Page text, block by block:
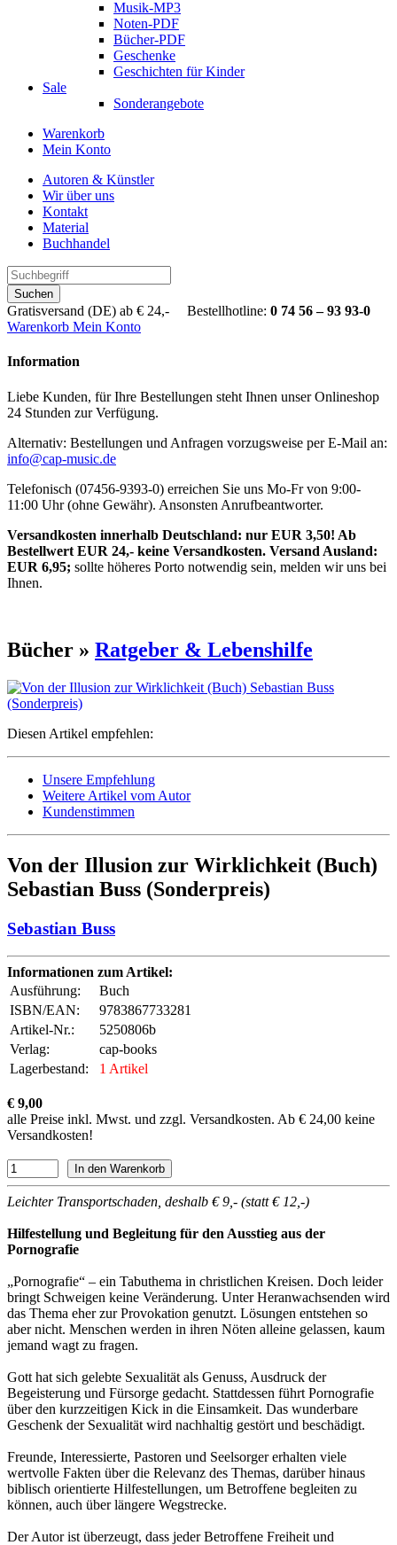
Musik-MP3
Noten-PDF
Bücher-PDF
Geschenke
Geschichten für Kinder
Sale
Sonderangebote
Warenkorb
Mein Konto
Autoren & Künstler
Wir über uns
Kontakt
Material
Buchhandel
Suchen
Gratisversand (DE) ab € 24,- Bestellhotline: 0 74 56 – 93 93-0
Warenkorb Mein Konto
Information
Liebe Kunden, für Ihre Bestellungen steht Ihnen unser Onlineshop
24 Stunden zur Verfügung.
Alternativ: Bestellungen und Anfragen vorzugsweise per E-Mail an:
info@cap-music.de
Telefonisch (07456-9393-0) erreichen Sie uns Mo-Fr von 9:00-
11:00 Uhr (ohne Gewähr). Ansonsten Anrufbeantworter.
Versandkosten innerhalb Deutschland: nur EUR 3,50! Ab
Bestellwert EUR 24,- keine Versandkosten. Versand Ausland:
EUR 6,95; sollte höheres Porto notwendig sein, melden wir uns bei
Ihnen.
Bücher » Ratgeber & Lebenshilfe
Diesen Artikel empfehlen:
Unsere Empfehlung
Weitere Artikel vom Autor
Kundenstimmen
Von der Illusion zur Wirklichkeit (Buch)
Sebastian Buss (Sonderpreis)
Sebastian Buss
Informationen zum Artikel:
Ausführung:
Buch
ISBN/EAN:
9783867733281
Artikel-Nr.:
5250806b
Verlag:
cap-books
Lagerbestand:
1 Artikel
€ 9,00
alle Preise inkl. Mwst. und zzgl. Versandkosten. Ab € 24,00 keine
Versandkosten!
Leichter Transportschaden, deshalb € 9,- (statt € 12,-)
Hilfestellung und Begleitung für den Ausstieg aus der
Pornografie
„Pornografie“ – ein Tabuthema in christlichen Kreisen. Doch leider
bringt Schweigen keine Veränderung. Unter Heranwachsenden wird
das Thema eher zur Provokation genutzt. Lösungen entstehen so
aber nicht. Menschen werden in ihren Nöten alleine gelassen, kaum
jemand wagt zu fragen.
Gott hat sich gelebte Sexualität als Genuss, Ausdruck der
Begeisterung und Fürsorge gedacht. Stattdessen führt Pornografie
über den kurzzeitigen Kick in die Einsamkeit. Das wunderbare
Geschenk der Sexualität wird nachhaltig gestört und beschädigt.
Freunde, Interessierte, Pastoren und Seelsorger erhalten viele
wertvolle Fakten über die Relevanz des Themas, darüber hinaus
biblisch orientierte Hilfestellungen, um Betroffene begleiten zu
können, auch über längere Wegstrecke.
Der Autor ist überzeugt, dass jeder Betroffene Freiheit und